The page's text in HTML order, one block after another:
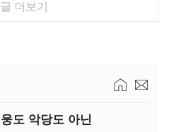
더보기
도 악당도 아닌